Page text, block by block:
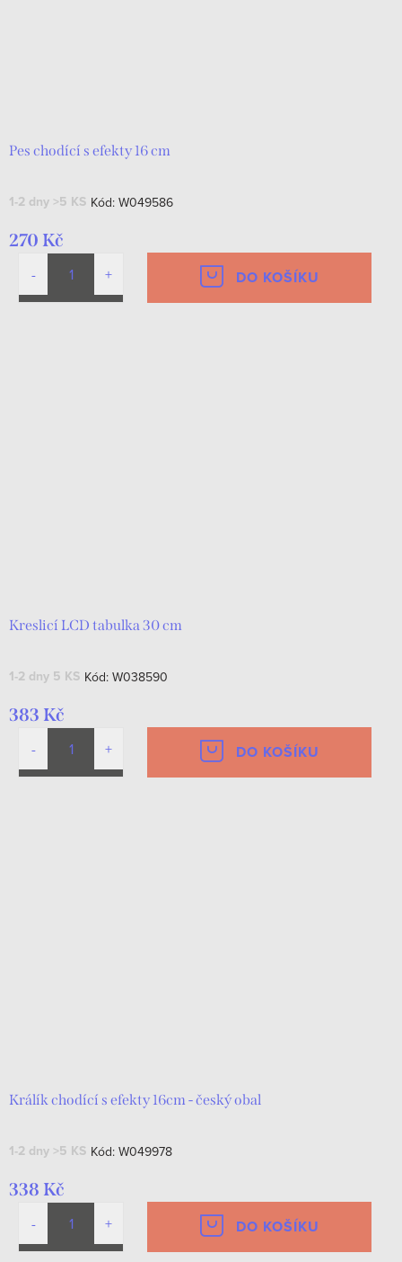
Pes chodící s efekty 16 cm
1-2 dny >5 KS Kód: W049586
270 Kč
DO KOŠÍKU
Kreslicí LCD tabulka 30 cm
1-2 dny 5 KS Kód: W038590
383 Kč
DO KOŠÍKU
Králík chodící s efekty 16cm - český obal
1-2 dny >5 KS Kód: W049978
338 Kč
DO KOŠÍKU